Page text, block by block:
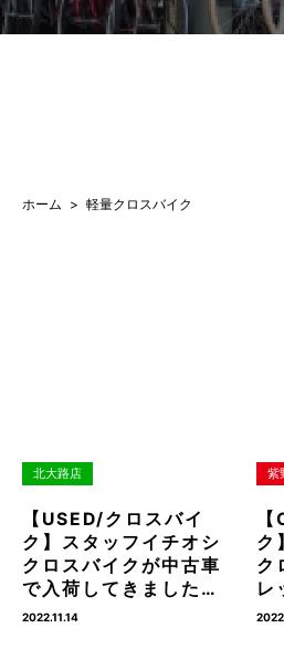
ホーム 軽量クロスバイク
北大路店
【USED/クロスバイ
ク】スタッフイチオシ
クロスバイクが中古車
で入荷してきました…
2022.11.14
紫
ク
ク
レ